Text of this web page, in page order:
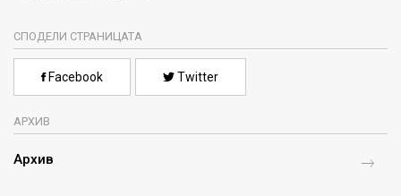
СПОДЕЛИ СТРАНИЦАТА
Facebook Twitter
АРХИВ
Архив